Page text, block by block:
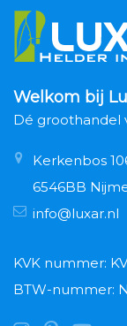
Welkom bij
Dé groothandel
Kerkenbos
6546BB
info@luxar.nl
KVK nummer:
BTW-nummer: